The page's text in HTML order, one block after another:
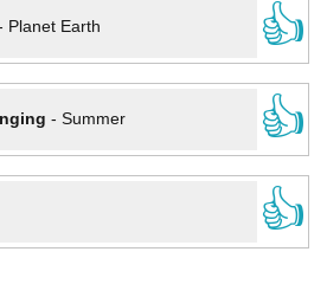
Planet Earth
👍
- Summer
👍
👍